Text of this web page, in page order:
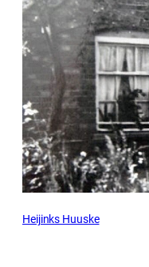
Heijinks Huuske